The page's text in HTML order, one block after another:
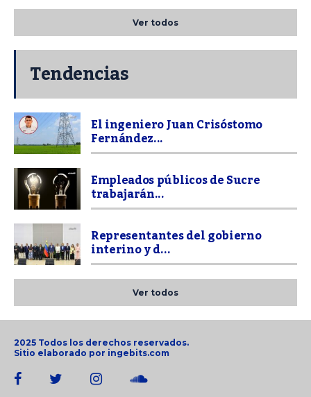
Ver todos
Tendencias
El ingeniero Juan Crisóstomo
Fernández...
Empleados públicos de Sucre
trabajarán...
Representantes del gobierno
interino y d...
Ver todos
2025 Todos los derechos reservados.
Sitio elaborado por ingebits.com